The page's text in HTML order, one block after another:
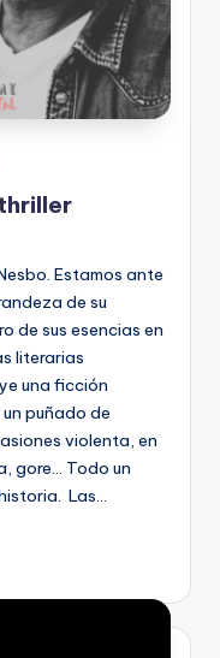
Estamos ante
de su
de sus esencias en
literarias
una ficción
puñado de
violenta, en
gore… Todo un
Las…